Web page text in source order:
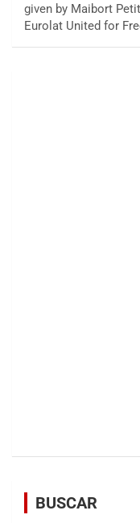
given by Maibort
Eurolat United for
BUSCAR